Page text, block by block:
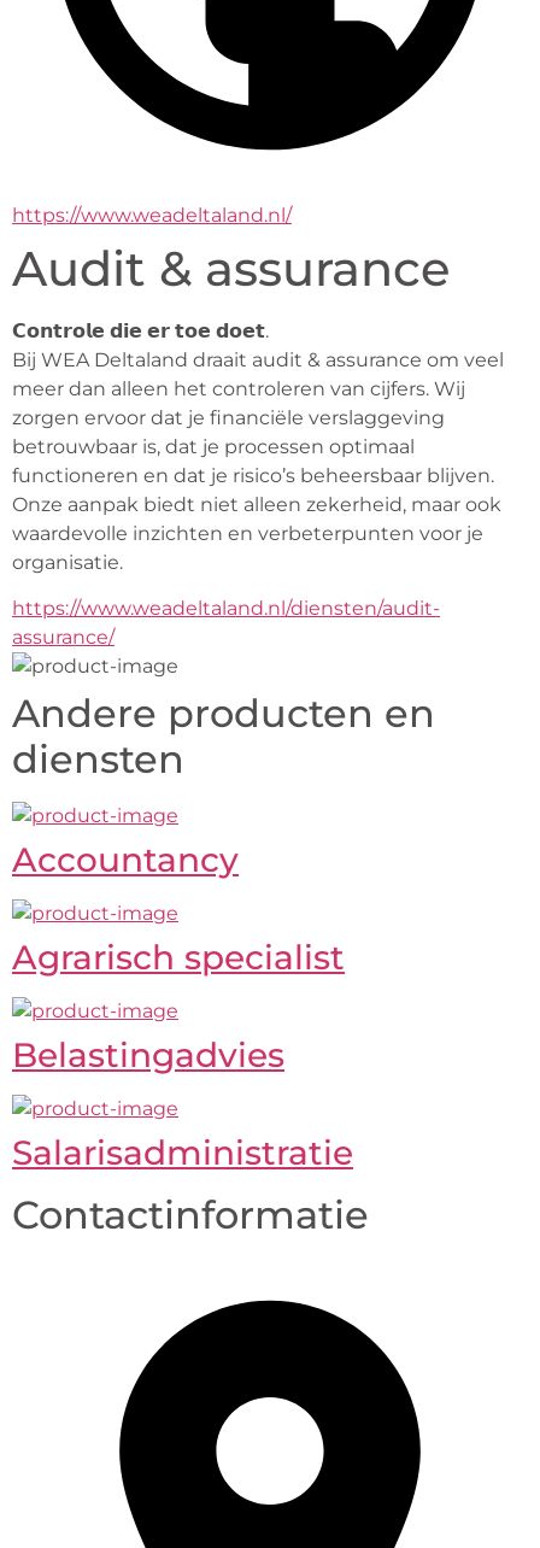
https://www.weadeltaland.nl/
Audit & assurance
𝗖𝗼𝗻𝘁𝗿𝗼𝗹𝗲 𝗱𝗶𝗲 𝗲𝗿 𝘁𝗼𝗲 𝗱𝗼𝗲𝘁.
Bij WEA Deltaland draait audit & assurance om veel
meer dan alleen het controleren van cijfers. Wij
zorgen ervoor dat je financiële verslaggeving
betrouwbaar is, dat je processen optimaal
functioneren en dat je risico’s beheersbaar blijven.
Onze aanpak biedt niet alleen zekerheid, maar ook
waardevolle inzichten en verbeterpunten voor je
organisatie.
https://www.weadeltaland.nl/diensten/audit-
assurance/
Andere producten en
diensten
Accountancy
Agrarisch specialist
Belastingadvies
Salarisadministratie
Contactinformatie